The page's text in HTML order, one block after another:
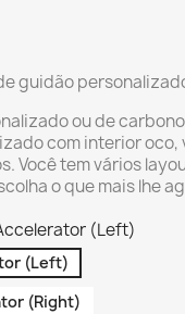
guidão
ou de
com interior oco,
Você tem vários
o que mais lhe
(Left)
(Left)
(Right)